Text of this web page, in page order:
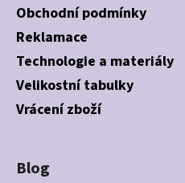
Obchodní podmínky
Reklamace
Technologie a materiály
Velikostní tabulky
Vrácení zboží
Blog